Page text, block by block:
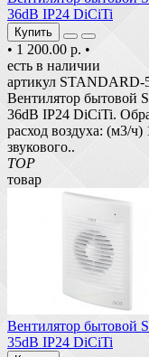
36dB IP24 DiCiTi
Купить
• 1 200.00 р. •
есть в наличии
артикул STANDARD-
Вентилятор бытовой
36dB IP24 DiCiTi.
расход воздуха: (м3/
звукового..
TOP
товар
Вентилятор бытовой
35dB IP24 DiCiTi